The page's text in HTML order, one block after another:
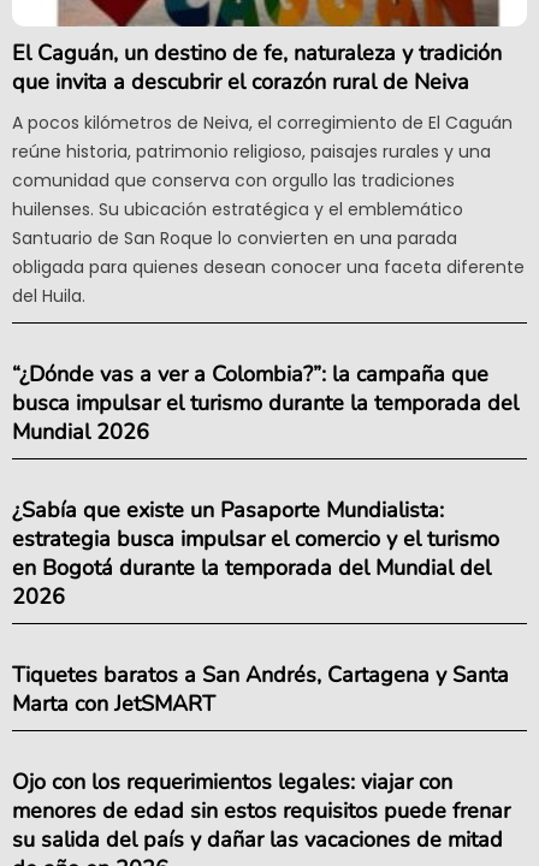
El Caguán, un destino de fe, naturaleza y tradición
que invita a descubrir el corazón rural de Neiva
A pocos kilómetros de Neiva, el corregimiento de El Caguán
reúne historia, patrimonio religioso, paisajes rurales y una
comunidad que conserva con orgullo las tradiciones
huilenses. Su ubicación estratégica y el emblemático
Santuario de San Roque lo convierten en una parada
obligada para quienes desean conocer una faceta diferente
del Huila.
“¿Dónde vas a ver a Colombia?”: la campaña que
busca impulsar el turismo durante la temporada del
Mundial 2026
¿Sabía que existe un Pasaporte Mundialista:
estrategia busca impulsar el comercio y el turismo
en Bogotá durante la temporada del Mundial del
2026
Tiquetes baratos a San Andrés, Cartagena y Santa
Marta con JetSMART
Ojo con los requerimientos legales: viajar con
menores de edad sin estos requisitos puede frenar
su salida del país y dañar las vacaciones de mitad